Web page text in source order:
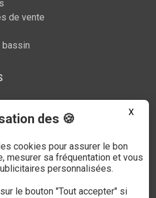
de vente
bassin
X
des 🍪
cookies pour assurer le bon
mesurer sa fréquentation et vous
personnalisées.
le bouton "Tout accepter" si